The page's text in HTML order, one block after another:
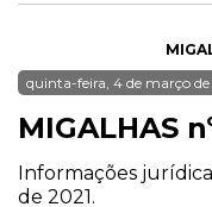
quinta-feira, 4 de março de
MIGALHAS
Informações
de 2021.